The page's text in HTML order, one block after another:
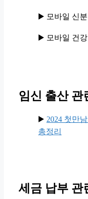
▶️ 모바일 신
▶️ 모바일 건
임신 출산 관
▶️ 2024 첫만
총정리
세금 납부 관